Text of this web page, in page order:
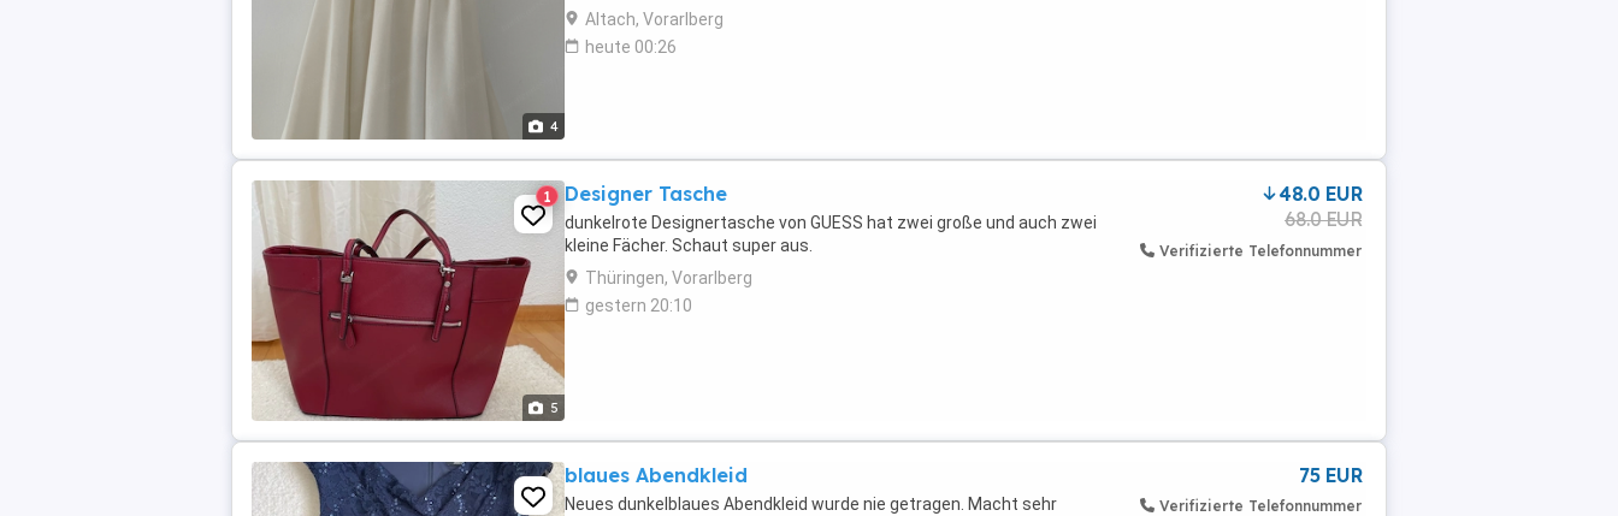
4
Altach, Vorarlberg
heute 00:26
5
1 Designer Tasche
dunkelrote Designertasche von GUESS hat zwei große und auch zwei
kleine Fächer. Schaut super aus.
Thüringen, Vorarlberg
gestern 20:10
48.0 EUR
68.0 EUR
Verifizierte Telefonnummer
blaues Abendkleid
Neues dunkelblaues Abendkleid wurde nie getragen. Macht sehr
75 EUR
Verifizierte Telefonnummer